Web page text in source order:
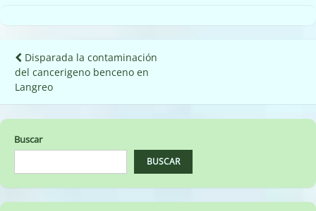
Navegación
de
entradas
Disparada la contaminación
del cancerigeno benceno en
Langreo
Buscar
BUSCAR